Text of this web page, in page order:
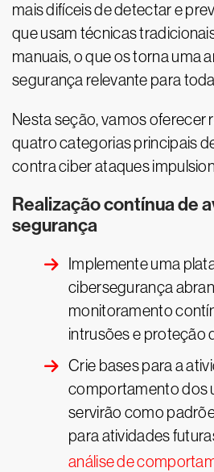
mais difíceis de detectar e
que usam técnicas
manuais, o que os torna uma
segurança relevante para
Nesta seção, vamos
quatro categorias principais
contra ciber ataques
Realização contínua de
segurança
Implemente uma
cibersegurança
monitoramento
intrusões e proteção
Crie bases para a
comportamento dos
servirão como
para atividades
análise de